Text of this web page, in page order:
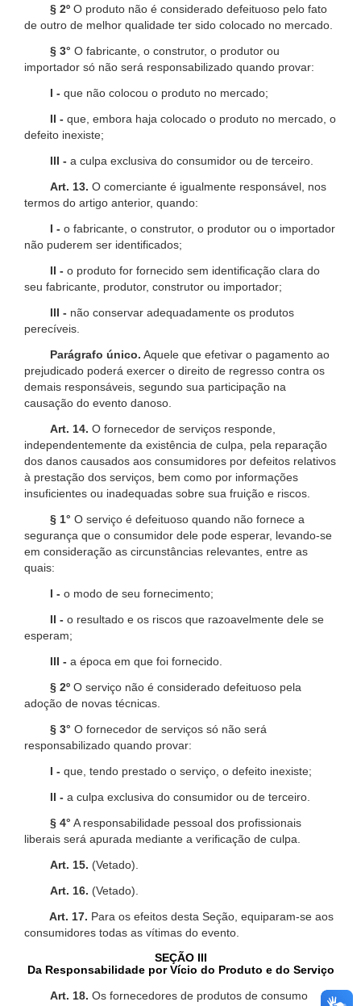
§ 2º O produto não é considerado defeituoso pelo fato
de outro de melhor qualidade ter sido colocado no mercado.
§ 3° O fabricante, o construtor, o produtor ou
importador só não será responsabilizado quando provar:
I - que não colocou o produto no mercado;
II - que, embora haja colocado o produto no mercado, o
defeito inexiste;
III - a culpa exclusiva do consumidor ou de terceiro.
Art. 13. O comerciante é igualmente responsável, nos
termos do artigo anterior, quando:
I - o fabricante, o construtor, o produtor ou o importador
não puderem ser identificados;
II - o produto for fornecido sem identificação clara do
seu fabricante, produtor, construtor ou importador;
III - não conservar adequadamente os produtos
perecíveis.
Parágrafo único. Aquele que efetivar o pagamento ao
prejudicado poderá exercer o direito de regresso contra os
demais responsáveis, segundo sua participação na
causação do evento danoso.
Art. 14. O fornecedor de serviços responde,
independentemente da existência de culpa, pela reparação
dos danos causados aos consumidores por defeitos relativos
à prestação dos serviços, bem como por informações
insuficientes ou inadequadas sobre sua fruição e riscos.
§ 1° O serviço é defeituoso quando não fornece a
segurança que o consumidor dele pode esperar, levando-se
em consideração as circunstâncias relevantes, entre as
quais:
I - o modo de seu fornecimento;
II - o resultado e os riscos que razoavelmente dele se
esperam;
III - a época em que foi fornecido.
§ 2º O serviço não é considerado defeituoso pela
adoção de novas técnicas.
§ 3° O fornecedor de serviços só não será
responsabilizado quando provar:
I - que, tendo prestado o serviço, o defeito inexiste;
II - a culpa exclusiva do consumidor ou de terceiro.
§ 4° A responsabilidade pessoal dos profissionais
liberais será apurada mediante a verificação de culpa.
Art. 15. (Vetado).
Art. 16. (Vetado).
Art. 17. Para os efeitos desta Seção, equiparam-se aos
consumidores todas as vítimas do evento.
SEÇÃO III
Da Responsabilidade por Vício do Produto e do Serviço
Art. 18. Os fornecedores de produtos de consumo